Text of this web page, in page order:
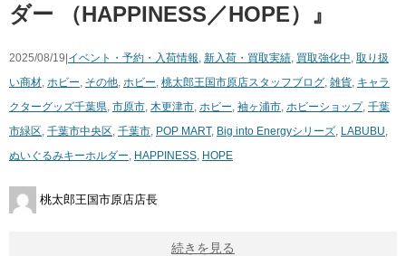
ダー （HAPPINESS／HOPE）』
2025/08/19|イベント・予約・入荷情報 新入荷・買取実績 買取強化中 取り扱
い商材 ホビー その他 ホビー 桃太郎王国市原店スタッフブログ 雑貨 キャラ
クターグッズ千葉県 市原市 木更津市 ホビー 袖ヶ浦市 ホビーショップ, 千葉
市緑区 千葉市中央区 千葉市 POP MART, Big into Energyシリーズ LABUBU
ぬいぐるみキーホルダー HAPPINESS HOPE
桃太郎王国市原店店長
続きを見る